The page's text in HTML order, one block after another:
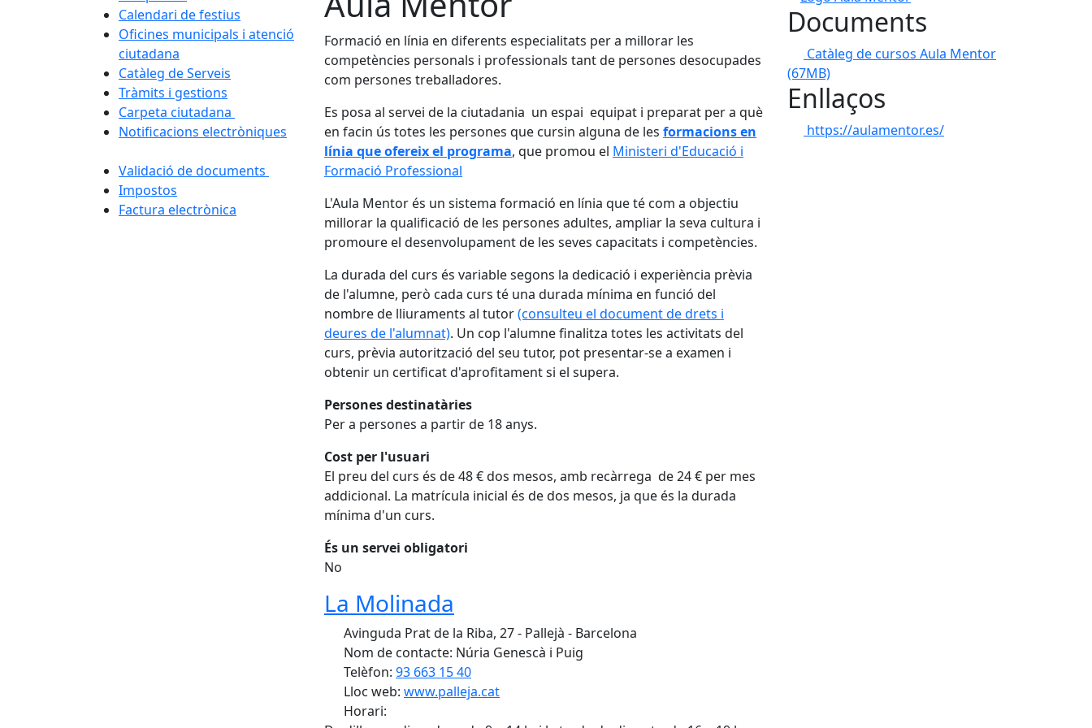
Calendari de festius
Oficines municipals i atenció
ciutadana
Catàleg de Serveis
Tràmits i gestions
Carpeta ciutadana
Notificacions electròniques
Validació de documents
Impostos
Factura electrònica
Formació en línia en diferents especialitats per a millorar les
competències personals i professionals tant de persones desocupades
com persones treballadores.
Es posa al servei de la ciutadania un espai equipat i preparat per a què
en facin ús totes les persones que cursin alguna de les formacions en
línia que ofereix el programa, que promou el Ministeri d'Educació i
Formació Professional
L'Aula Mentor és un sistema formació en línia que té com a objectiu
millorar la qualificació de les persones adultes, ampliar la seva cultura i
promoure el desenvolupament de les seves capacitats i competències.
La durada del curs és variable segons la dedicació i experiència prèvia
de l'alumne, però cada curs té una durada mínima en funció del
nombre de lliuraments al tutor(consulteu el document de drets i
deures de l'alumnat). Un cop l'alumne finalitza totes les activitats del
curs, prèvia autorització del seu tutor, pot presentar-se a examen i
obtenir un certificat d'aprofitament si el supera.
Persones destinatàries
Per a persones a partir de 18 anys.
Cost per l'usuari
El preu del curs és de 48 € dos mesos, amb recàrrega de 24 € per mes
addicional. La matrícula inicial és de dos mesos, ja que és la durada
mínima d'un curs.
És un servei obligatori
No
La Molinada
Avinguda Prat de la Riba, 27 - Pallejà - Barcelona
Nom de contacte: Núria Genescà i Puig
Telèfon: 93 663 15 40
Lloc web: www.palleja.cat
Horari:
Documents
Catàleg de cursos Aula Mentor
(67MB)
Enllaços
https://aulamentor.es/